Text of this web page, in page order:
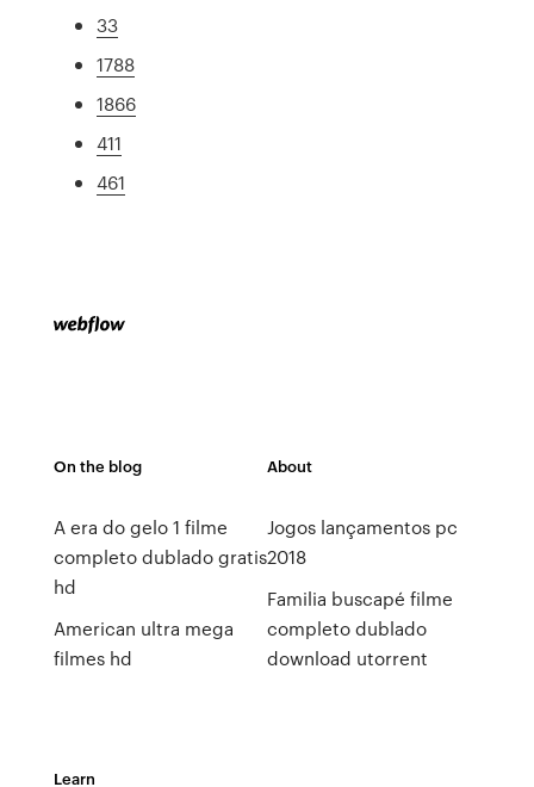
33
1788
1866
411
461
On the blog
A era do gelo 1 filme
completo dublado gratis
hd
American ultra mega
filmes hd
About
Jogos lançamentos pc
2018
Familia buscapé filme
completo dublado
download utorrent
Learn